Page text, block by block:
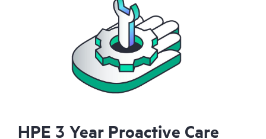
HPE 3 Year Proactive Care